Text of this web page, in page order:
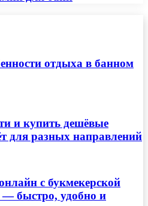
отдыха в банном
и купить дешёвые
для разных направлений
с букмекерской
быстро, удобно и